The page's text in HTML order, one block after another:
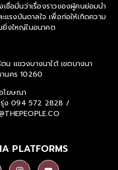
ชื่อมั่นว่าเรื่องราวของผู้คนย่อมนำ
แรงบันดาลใจ เพื่อก่อให้เกิดความ
ยิ่งใหญ่ในอนาคต
แขวงบางนาใต้ เขตบางนา
นคร 10260
โฆษณา
ง 094 572 2828 /
PLATFORMS